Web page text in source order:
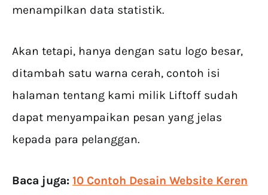
menampilkan data statistik.
Akan tetapi, hanya dengan satu logo besar,
ditambah satu warna cerah, contoh isi
halaman tentang kami milik Liftoff sudah
dapat menyampaikan pesan yang jelas
kepada para pelanggan.
Baca juga: 10 Contoh Desain Website Keren